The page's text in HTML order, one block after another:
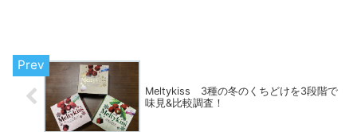
Meltykiss 3種の冬のくちどけを3段階で
味見&比較調査！